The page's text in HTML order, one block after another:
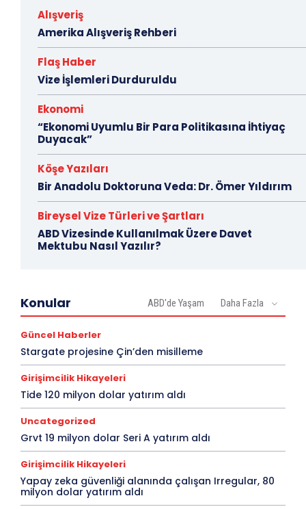
Alışveriş
Amerika Alışveriş Rehberi
Flaş Haber
Vize İşlemleri Durduruldu
Ekonomi
“Ekonomi Uyumlu Bir Para Politikasına İhtiyaç
Duyacak”
Köşe Yazıları
Bir Anadolu Doktoruna Veda: Dr. Ömer Yıldırım
Bireysel Vize Türleri ve Şartları
ABD Vizesinde Kullanılmak Üzere Davet
Mektubu Nasıl Yazılır?
Konular ABD'de Yaşam Daha Fazla
Güncel Haberler
Stargate projesine Çin’den misilleme
Girişimcilik Hikayeleri
Tide 120 milyon dolar yatırım aldı
Uncategorized
Grvt 19 milyon dolar Seri A yatırım aldı
Girişimcilik Hikayeleri
Yapay zeka güvenliği alanında çalışan Irregular, 80
milyon dolar yatırım aldı